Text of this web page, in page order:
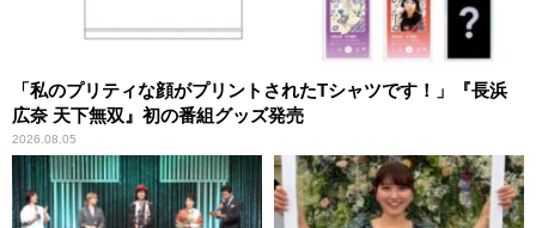
「私のプリティな顔がプリントされたTシャツです！」『長浜
広奈 天下無双』初の番組グッズ発売
2026.08.05